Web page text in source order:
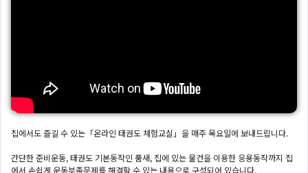
집에서도 즐길 수 있는「온라인 태권도 체험교실」을 매주 목요일에 보내드립니다.
간단한 준비운동, 태권도 기본동작인 품새, 집에 있는 물건을 이용한 응용동작까지 집
에서 손쉽게 운동부족문제를 해결할 수 있는 내용으로 구성되어 있습니다.